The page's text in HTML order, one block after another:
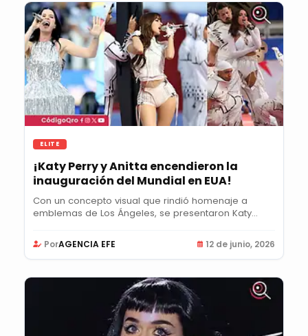
ELITE
¡Katy Perry y Anitta encendieron la
inauguración del Mundial en EUA!
Con un concepto visual que rindió homenaje a
emblemas de Los Ángeles, se presentaron Katy
PorAGENCIA EFE 12 de junio, 2026